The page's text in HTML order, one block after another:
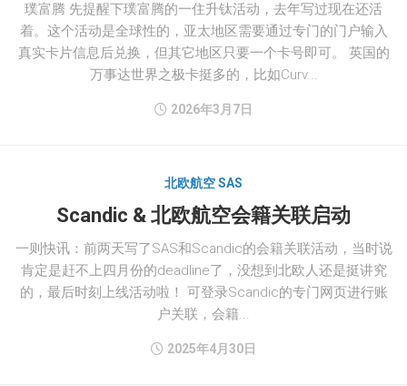
璞富腾 先提醒下璞富腾的一住升钛活动，去年写过现在还活
着。这个活动是全球性的，亚太地区需要通过专门的门户输入
真实卡片信息后兑换，但其它地区只要一个卡号即可。 英国的
万事达世界之极卡挺多的，比如Curv...
2026年3月7日
北欧航空 SAS
Scandic & 北欧航空会籍关联启动
一则快讯：前两天写了SAS和Scandic的会籍关联活动，当时说
肯定是赶不上四月份的deadline了，没想到北欧人还是挺讲究
的，最后时刻上线活动啦！ 可登录Scandic的专门网页进行账
户关联，会籍...
2025年4月30日